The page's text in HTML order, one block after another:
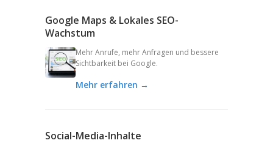
Google Maps & Lokales SEO-
Wachstum
Mehr Anrufe, mehr Anfragen und bessere
Sichtbarkeit bei Google.
Mehr erfahren →
Social-Media-Inhalte